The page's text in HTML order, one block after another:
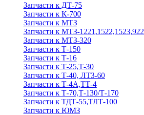
Запчасти к ДТ-75
Запчасти к К-700
Запчасти к МТЗ
Запчасти к МТЗ-1221,1522,1523,922
Запчасти к МТЗ-320
Запчасти к Т-150
Запчасти к Т-16
Запчасти к Т-25,Т-30
Запчасти к Т-40, ЛТЗ-60
Запчасти к Т-4А,ТТ-4
Запчасти к Т-70,Т-130/Т-170
Запчасти к ТДТ-55,ТЛТ-100
Запчасти к ЮМЗ